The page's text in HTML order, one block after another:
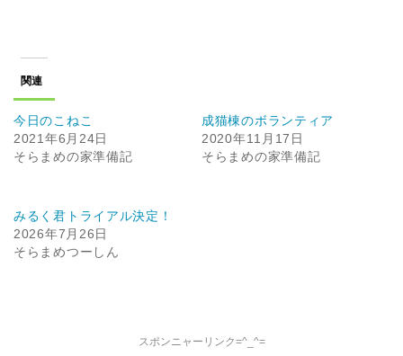
関連
今日のこねこ
2021年6月24日
そらまめの家準備記
成猫棟のボランティア
2020年11月17日
そらまめの家準備記
みるく君トライアル決定！
2026年7月26日
そらまめつーしん
スポンニャーリンク=^_^=